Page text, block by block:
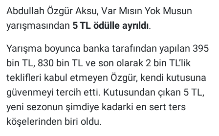
Abdullah Özgür Aksu, Var Mısın Yok Musun
yarışmasından 5 TL ödülle ayrıldı.
Yarışma boyunca banka tarafından yapılan 395
bin TL, 830 bin TL ve son olarak 2 bin TL’lik
teklifleri kabul etmeyen Özgür, kendi kutusuna
güvenmeyi tercih etti. Kutusundan çıkan 5 TL,
yeni sezonun şimdiye kadarki en sert ters
köşelerinden biri oldu.